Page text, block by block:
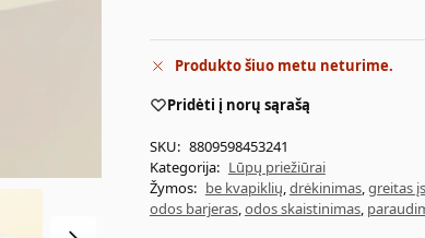
Produkto šiuo metu neturime.
Pridėti į norų sąrašą
SKU: 8809598453241
Kategorija: Lūpų priežiūrai
Žymos: be kvapiklių,drėkinimas,greitas
odos barjeras,odos skaistinimas,